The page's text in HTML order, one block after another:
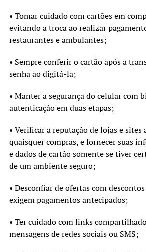
• Tomar cuidado com cartões em
evitando a troca ao realizar
restaurantes e ambulantes;
• Sempre conferir o cartão após a
senha ao digitá-la;
• Manter a segurança do celular com
autenticação em duas etapas;
• Verificar a reputação de lojas e sites
quaisquer compras, e fornecer suas
e dados de cartão somente se tiver
de um ambiente seguro;
• Desconfiar de ofertas com
exigem pagamentos antecipados;
• Ter cuidado com links
mensagens de redes sociais ou SMS;